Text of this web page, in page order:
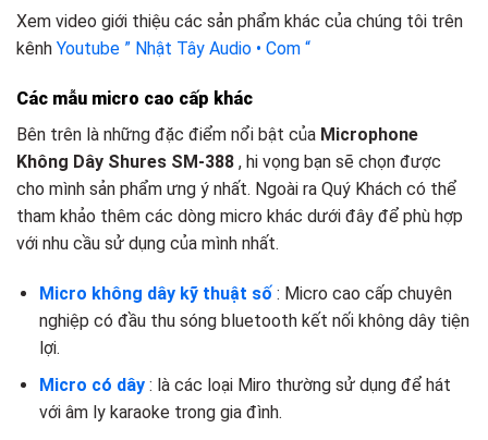
Xem video giới thiệu các sản phẩm khác của chúng tôi trên
kênh Youtube ” Nhật Tây Audio • Com “
Các mẫu micro cao cấp khác
Bên trên là những đặc điểm nổi bật của Microphone
Không Dây Shures SM-388 , hi vọng bạn sẽ chọn được
cho mình sản phẩm ưng ý nhất. Ngoài ra Quý Khách có thể
tham khảo thêm các dòng micro khác dưới đây để phù hợp
với nhu cầu sử dụng của mình nhất.
Micro không dây kỹ thuật số : Micro cao cấp chuyên
nghiệp có đầu thu sóng bluetooth kết nối không dây tiện
lợi.
Micro có dây : là các loại Miro thường sử dụng để hát
với âm ly karaoke trong gia đình.